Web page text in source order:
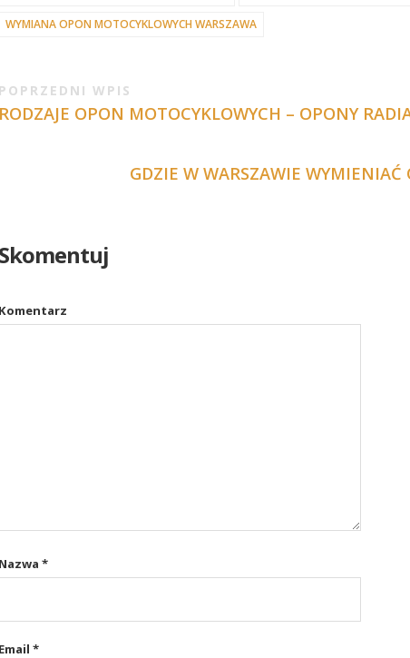
WYMIANA OPON MOTOCYKLOWYCH WARSZAWA
POPRZEDNI WPIS
RODZAJE OPON MOTOCYKLOWYCH – OPONY
GDZIE W WARSZAWIE
Skomentuj
Komentarz
Nazwa *
Email *